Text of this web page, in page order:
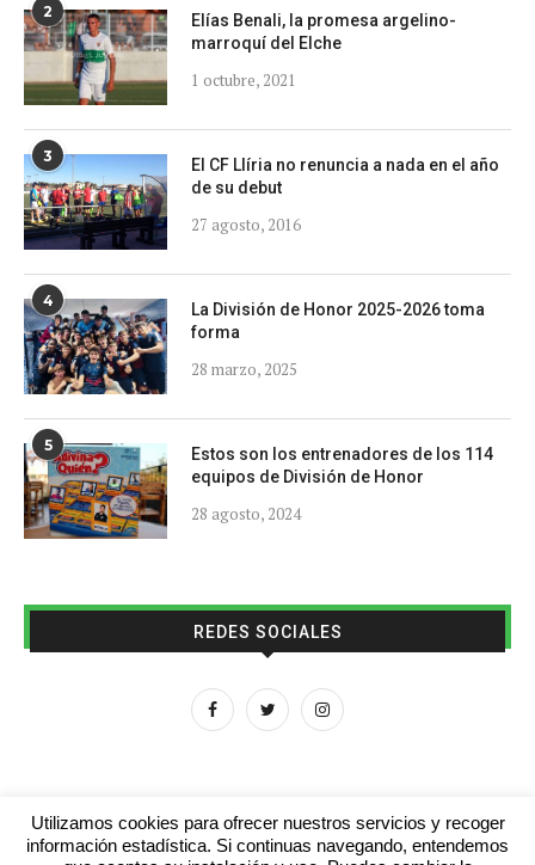
2
Elías Benali, la promesa argelino-
marroquí del Elche
1 octubre, 2021
3
El CF Llíria no renuncia a nada en el año
de su debut
27 agosto, 2016
4
La División de Honor 2025-2026 toma
forma
28 marzo, 2025
5
Estos son los entrenadores de los 114
equipos de División de Honor
28 agosto, 2024
REDES SOCIALES
Utilizamos cookies para ofrecer nuestros servicios y recoger
información estadística. Si continuas navegando, entendemos